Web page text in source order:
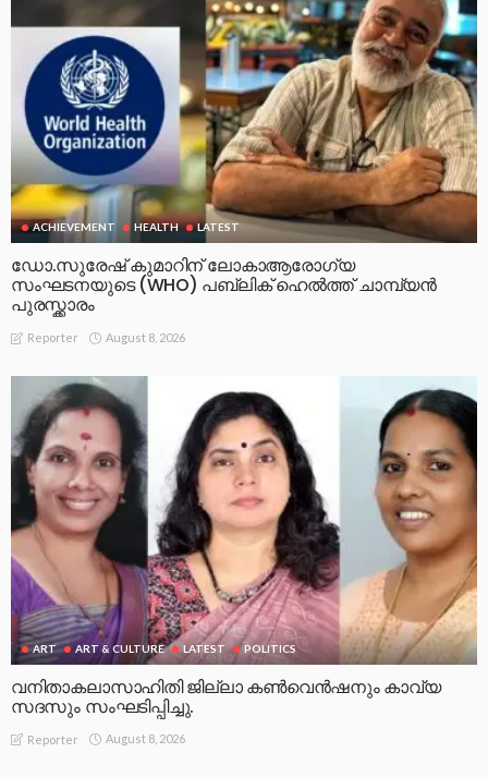
ART ART & CULTURE LATEST
വനിതാകലാസാഹിതി ജില്ലാ കൺവെൻഷനും കാവ്യ
സദസും സംഘടിപ്പിച്ചു.
Reporter
LATEST
‘സഹസ്ര’യ്ക്ക് പിന്നാലെ ‘സഹസ്രിക’യും;
അമ്മത്തൊട്ടിലിൽ ആയിരത്തി ഒന്നാമത്തെ അതിഥിയെത്തി
Reporter August 8, 2026